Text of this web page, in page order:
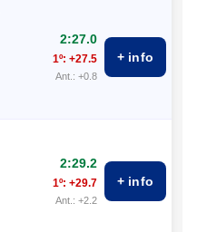
2:27.0
1º: +27.5
Ant.: +0.8
+ info
2:29.2
1º: +29.7
Ant.: +2.2
+ info